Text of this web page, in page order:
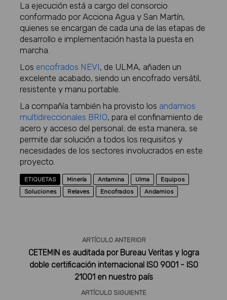
La ejecución está a cargo del consorcio
conformado por Acciona Agua y San Martín,
quienes se encargan de cada una de las etapas de
desarrollo e implementación hasta la puesta en
marcha.
Los encofrados NEVI, de ULMA, añaden un
excelente acabado, siendo un encofrado versátil,
resistente y manu portable.
La compañía también ha provisto los andamios
multidireccionales BRIO, para el confinamiento de
acero y acceso del personal; de esta manera, se
permite dar solución a todos los requisitos y
necesidades de los sectores involucrados en este
proyecto.
ETIQUETAS Minería Antamina Ulma
Equipos
Soluciones
Relaves Encofrados Andamios
ARTÍCULO ANTERIOR
CETEMIN es auditada por Bureau Veritas y logra
doble certificación internacional ISO 9001 - ISO
21001 en nuestro país
ARTÍCULO SIGUIENTE